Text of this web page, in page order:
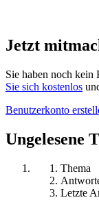
Jetzt
Sie haben noch kein
Sie sich kostenlos
Benutzerkonto
Ungelesene
Thema
Letzte